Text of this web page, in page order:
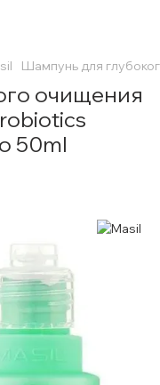
Шампунь для
очищения
50ml